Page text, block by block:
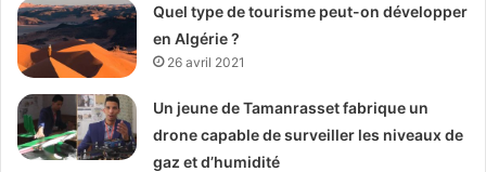
Quel type de tourisme peut-on développer
en Algérie ?
26 avril 2021
Un jeune de Tamanrasset fabrique un
drone capable de surveiller les niveaux de
gaz et d’humidité